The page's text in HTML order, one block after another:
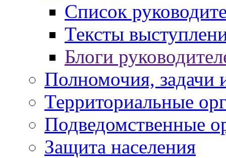
Список
Тексты
Блоги
Полномочия, задачи
Территориальные
Подведомственные
Защита населения